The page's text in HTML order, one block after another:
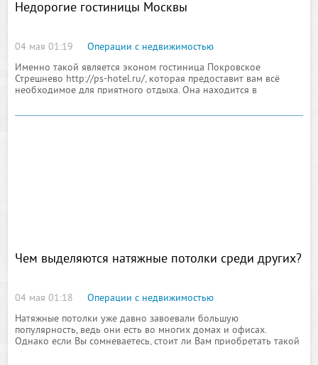
Недорогие гостиницы Москвы
04 мая 01:19
Операции с недвижимостью
Именно такой является эконом гостиница Покровское
Стрешнево http://ps-hotel.ru/, которая предоставит вам всё
необходимое для приятного отдыха. Она находится в
номера различных категорий.
Чем выделяются натяжные потолки среди других?
04 мая 01:18
Операции с недвижимостью
Натяжные потолки уже давно завоевали большую
популярность, ведь они есть во многих домах и офисах.
Однако если Вы сомневаетесь, стоит ли Вам приобретать такой